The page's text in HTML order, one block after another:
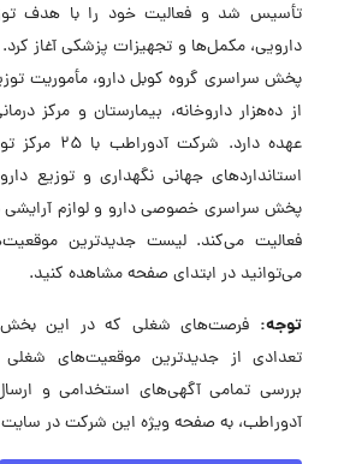
تأسیس شد و فعالیت خود را با هدف
دارویی، مکمل‌ها و تجهیزات پزشکی آغاز
پخش سراسری گروه کوبل دارو، مأموریت
از ده‌هزار داروخانه، بیمارستان و مرکز
عهده دارد.
استانداردهای جهانی نگهداری و توزیع
پخش سراسری خصوصی دارو و لوازم آرایشی
فعالیت می‌کند. لیست جدیدترین
می‌توانید در ابتدای صفحه مشاهده کنید.
توجه: فرصت‌های شغلی که در این بخش
تعدادی از جدیدترین موقعیت‌های
بررسی تمامی آگهی‌های استخدامی و
آدوراطب، به صفحه ویژه این شرکت در